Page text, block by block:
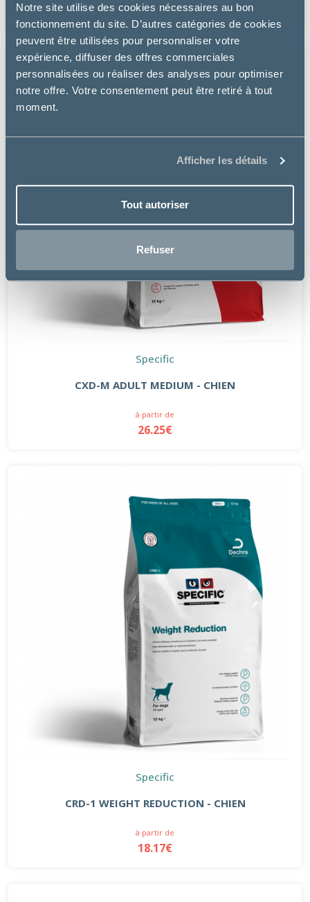
Notre site utilise des cookies nécessaires au bon
fonctionnement du site. D’autres catégories de cookies
peuvent être utilisées pour personnaliser votre
expérience, diffuser des offres commerciales
personnalisées ou réaliser des analyses pour optimiser
notre offre. Votre consentement peut être retiré à tout
moment.
Afficher les détails
Tout autoriser
Refuser
26.25€
Specific
CXD-M ADULT MEDIUM - CHIEN
à partir de
26.25€
Specific
CRD-1 WEIGHT REDUCTION - CHIEN
à partir de
18.17€